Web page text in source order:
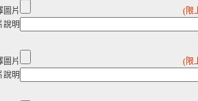
圖片
(限
說明
圖片
(限
說明